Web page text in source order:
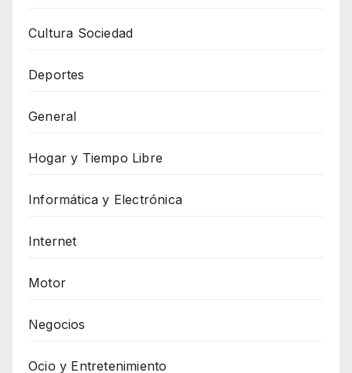
Cultura Sociedad
Deportes
General
Hogar y Tiempo Libre
Informática y Electrónica
Internet
Motor
Negocios
Ocio y Entretenimiento